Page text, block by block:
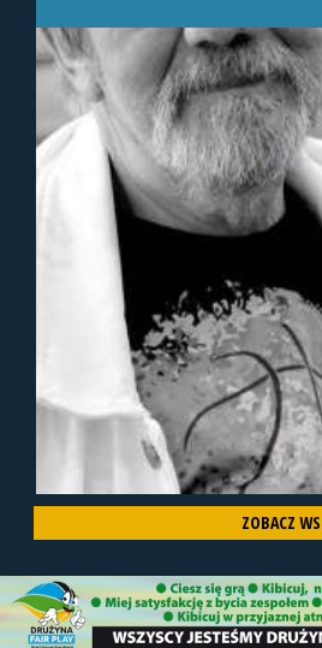
ZOBACZ